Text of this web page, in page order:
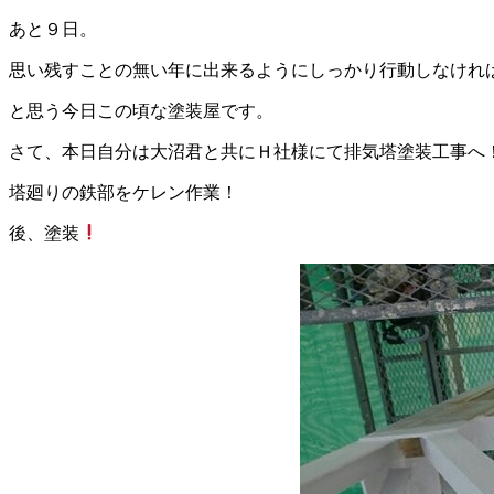
あと９日。
思い残すことの無い年に出来るようにしっかり行動しなけれ
と思う今日この頃な塗装屋です。
さて、本日自分は大沼君と共にＨ社様にて排気塔塗装工事へ
塔廻りの鉄部をケレン作業！
後、塗装